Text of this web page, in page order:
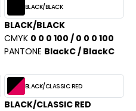
BLACK/BLACK
BLACK/BLACK
CMYK 0 0 0 100 / 0 0 0 100
PANTONE BlackC / BlackC
BLACK/CLASSIC RED
BLACK/CLASSIC RED